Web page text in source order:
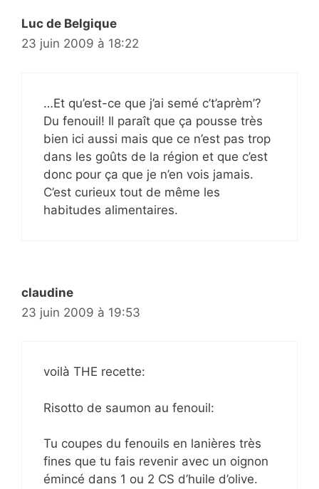
Luc de Belgique
23 juin 2009 à 18:22
…Et qu’est-ce que j’ai semé c’t’aprèm’?
Du fenouil! Il paraît que ça pousse très
bien ici aussi mais que ce n’est pas trop
dans les goûts de la région et que c’est
donc pour ça que je n’en vois jamais.
C’est curieux tout de même les
habitudes alimentaires.
claudine
23 juin 2009 à 19:53
voilà THE recette:
Risotto de saumon au fenouil:
Tu coupes du fenouils en lanières très
fines que tu fais revenir avec un oignon
émincé dans 1 ou 2 CS d’huile d’olive.